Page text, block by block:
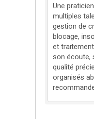
Une
multiples
gestion de
blocage,
et
son écoute,
qualité
organisés